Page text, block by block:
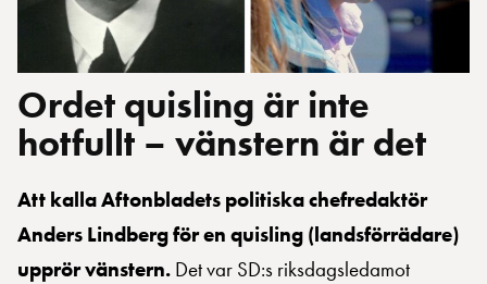
Ordet quisling är inte
hotfullt – vänstern är det
Att kalla Aftonbladets politiska chefredaktör
Anders Lindberg för en quisling (landsförrädare)
upprör vänstern. Det var SD:s riksdagsledamot